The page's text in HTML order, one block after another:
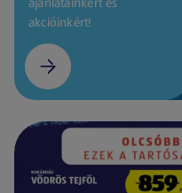
akcióinkért!